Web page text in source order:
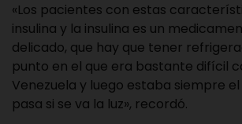
«Los pacientes con estas
insulina y la insulina es un
delicado, que hay que tener
punto en el que era bastante difícil
Venezuela y luego estaba siempre
pasa si se va la luz», recordó.